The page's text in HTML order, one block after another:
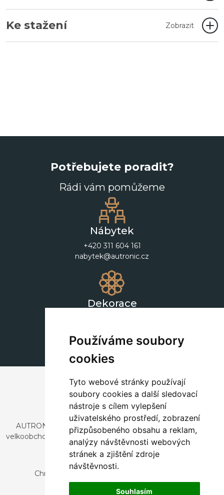
Používáme soubory
cookies
Tyto webové stránky používají
soubory cookies a další sledovací
nástroje s cílem vylepšení
uživatelského prostředí, zobrazení
přizpůsobeného obsahu a reklam,
analýzy návštěvnosti webových
stránek a zjištění zdroje
návštěvnosti.
Souhlasím
Ke stažení Zobrazit
Potřebujete poradit?
Rádi vám pomůžeme
Nábytek
+420 311 604 161
nabytek@autronic.cz
Dekorace
AUTRONIC, s.r.o. je společnost zabývající se dovozem a
velkoobchodním prodejem designového i stylového nábytku
a dekorací.
Česká republika
Chrustenice 270, 267 12 Loděnice u Berouna
Slovensko